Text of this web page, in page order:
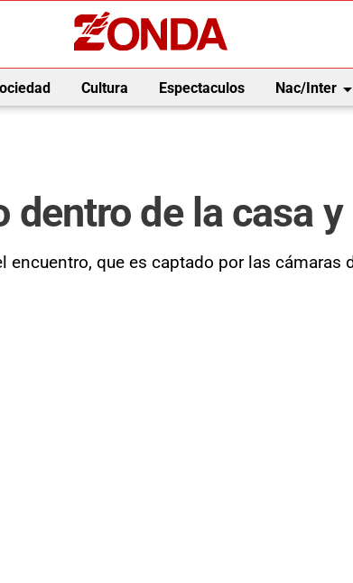
Cultura Espectaculos Nac/Inter
dentro de la casa
que es captado por las cámaras